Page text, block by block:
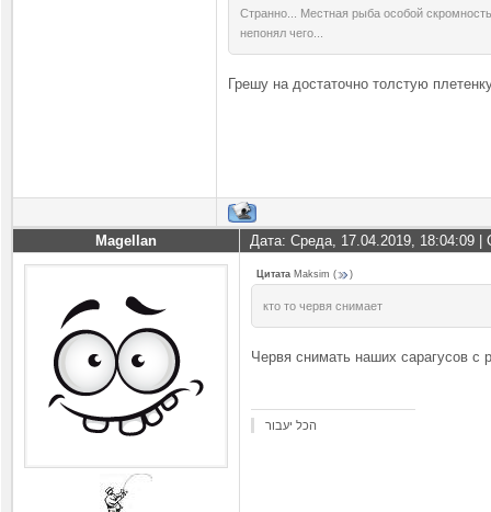
Странно... Местная рыба особой
непонял чего...
Грешу на достаточно толстую
Magellan Дата: Среда, 17.04.2019, 18:04:09
Цитата Maksim ( )
кто то червя снимает
Червя снимать наших сарагусов с
הכל יעבור